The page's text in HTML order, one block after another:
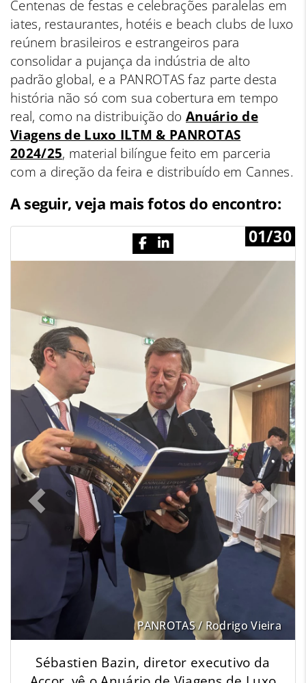
Centenas de festas e celebrações paralelas em
iates, restaurantes, hotéis e beach clubs de luxo
reúnem brasileiros e estrangeiros para
consolidar a pujança da indústria de alto
padrão global, e a PANROTAS faz parte desta
história não só com sua cobertura em tempo
real, como na distribuição doAnuário de
Viagens de Luxo ILTM & PANROTAS
2024/25, material bilíngue feito em parceria
com a direção da feira e distribuído em Cannes.
A seguir, veja mais fotos do encontro:
PANROTAS / Rodrigo Vieira
01/30
Sébastien Bazin, diretor executivo da
Previous